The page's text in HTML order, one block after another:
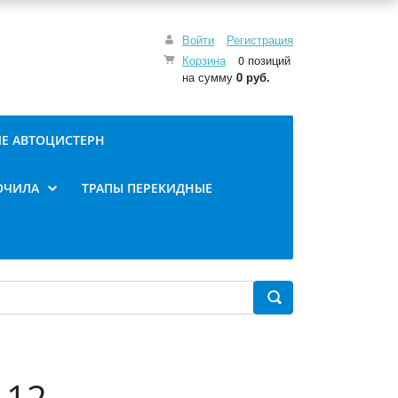
Войти
Регистрация
Корзина
0 позиций
на сумму 0 руб.
АВТОЦИСТЕРН
ТРАПЫ ПЕРЕКИДНЫЕ